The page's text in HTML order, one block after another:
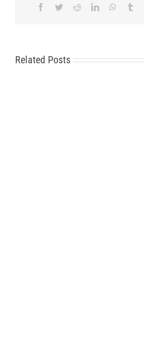
Facebook
TwitterRedditLinkedIn
Related Posts